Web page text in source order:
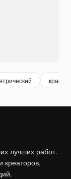
красота
лучших работ.
креаторов,